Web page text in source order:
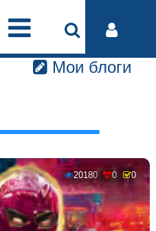
Мои блоги
20180 0 0